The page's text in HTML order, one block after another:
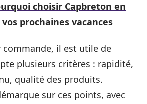
choisir Capbreton en
prochaines vacances
commande, il est utile de
plusieurs critères : rapidité,
qualité des produits.
sur ces points, avec